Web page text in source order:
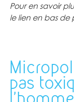
Pour en savoir
le lien en bas de
pas